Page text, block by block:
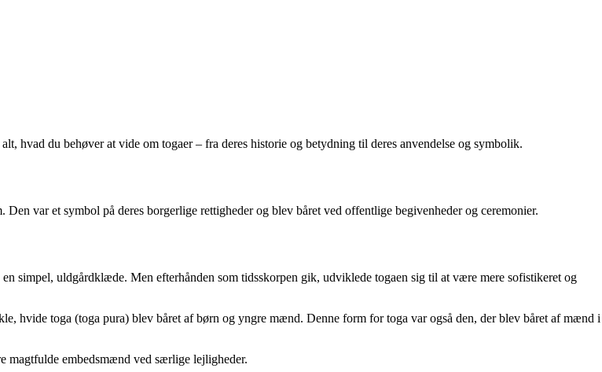
hvad du behøver at vide om togaer – fra deres historie og betydning til deres anvendelse og symbolik.
var et symbol på deres borgerlige rettigheder og blev båret ved offentlige begivenheder og ceremonier.
simpel, uldgårdklæde. Men efterhånden som tidsskorpen gik, udviklede togaen sig til at være mere sofistikeret og
hvide toga (toga pura) blev båret af børn og yngre mænd. Denne form for toga var også den, der blev båret af mænd i
magtfulde embedsmænd ved særlige lejligheder.